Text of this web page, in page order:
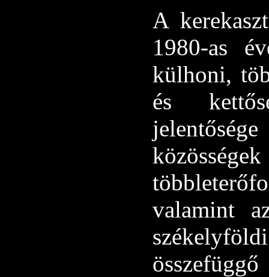
A
1980-as
külhoni,
és
valamint